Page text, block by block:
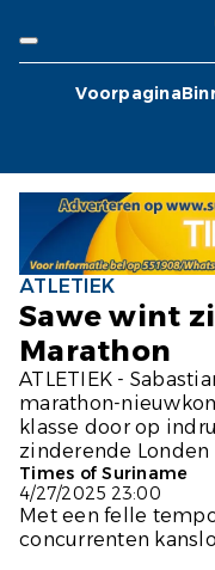
Voorpagina
ATLETIEK
Sawe wint
Marathon
ATLETIEK -
marathon-
klasse door op
zinderende
Times of Suriname
4/27/2025 23:00
Met een felle
concurrenten